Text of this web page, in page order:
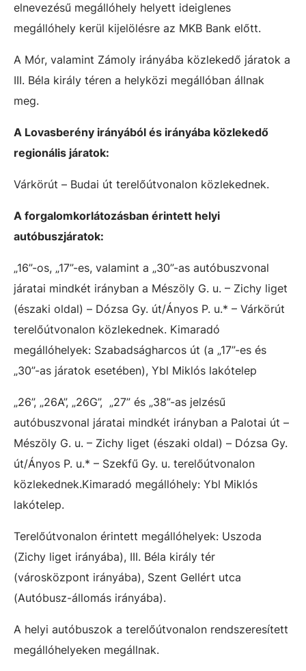
elnevezésű megállóhely helyett ideiglenes
megállóhely kerül kijelölésre az MKB Bank előtt.
A Mór, valamint Zámoly irányába közlekedő járatok a
III. Béla király téren a helyközi megállóban állnak
meg.
A Lovasberény irányából és irányába közlekedő
regionális járatok:
Várkörút – Budai út terelőútvonalon közlekednek.
A forgalomkorlátozásban érintett helyi
autóbuszjáratok:
„16”-os, „17”-es, valamint a „30”-as autóbuszvonal
járatai mindkét irányban a Mészöly G. u. – Zichy liget
(északi oldal) – Dózsa Gy. út/Ányos P. u.* – Várkörút
terelőútvonalon közlekednek. Kimaradó
megállóhelyek: Szabadságharcos út (a „17”-es és
„30”-as járatok esetében), Ybl Miklós lakótelep
„26”, „26A”, „26G”, „27” és „38”-as jelzésű
autóbuszvonal járatai mindkét irányban a Palotai út –
Mészöly G. u. – Zichy liget (északi oldal) – Dózsa Gy.
út/Ányos P. u.* – Szekfű Gy. u. terelőútvonalon
közlekednek.Kimaradó megállóhely: Ybl Miklós
lakótelep.
Terelőútvonalon érintett megállóhelyek: Uszoda
(Zichy liget irányába), III. Béla király tér
(városközpont irányába), Szent Gellért utca
(Autóbusz-állomás irányába).
A helyi autóbuszok a terelőútvonalon rendszeresített
megállóhelyeken megállnak.